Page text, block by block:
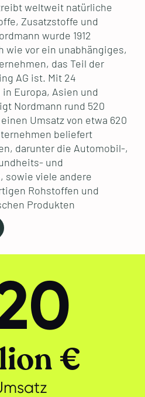
weltweit natürliche
Zusatzstoffe und
wurde 1912
wie vor ein unabhängiges,
das Teil der
AG ist. Mit 24
Europa, Asien und
Nordmann rund 520
Umsatz von etwa 620
beliefert
darunter die Automobil-,
und
viele andere
Rohstoffen und
Produkten​
€